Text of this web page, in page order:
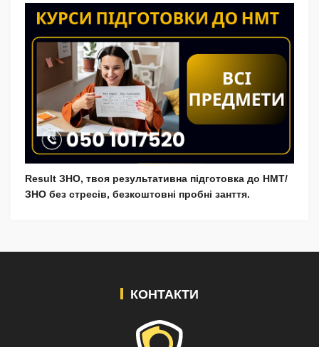
Result ЗНО, твоя результативна підготовка до НМТ/
ЗНО без стресів, безкоштовні пробні занття.
КОНТАКТИ